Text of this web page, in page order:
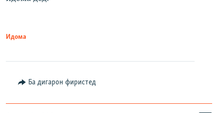
Идома
Ба дигарон фиристед